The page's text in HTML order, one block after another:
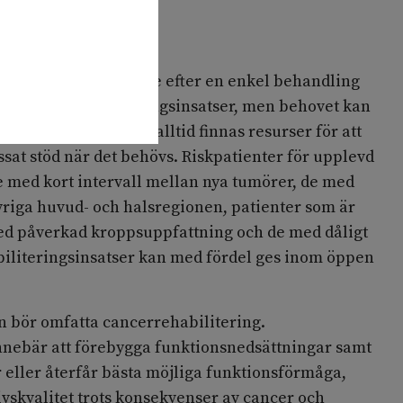
med BCC blir botade efter en enkel behandling
av rehabiliteringsinsatser, men behovet kan
som botas. Det bör alltid finnas resurser för att
stöd när det behövs. Riskpatienter för upplevd
med kort intervall mellan nya tumörer, de med
huvud- och halsregionen, patienter som är
påverkad kroppsuppfattning och de med dåligt
kan med fördel ges inom öppen
bör omfatta cancerrehabilitering.
att förebygga funktionsnedsättningar samt
återfår bästa möjliga funktionsförmåga,
trots konsekvenser av cancer och